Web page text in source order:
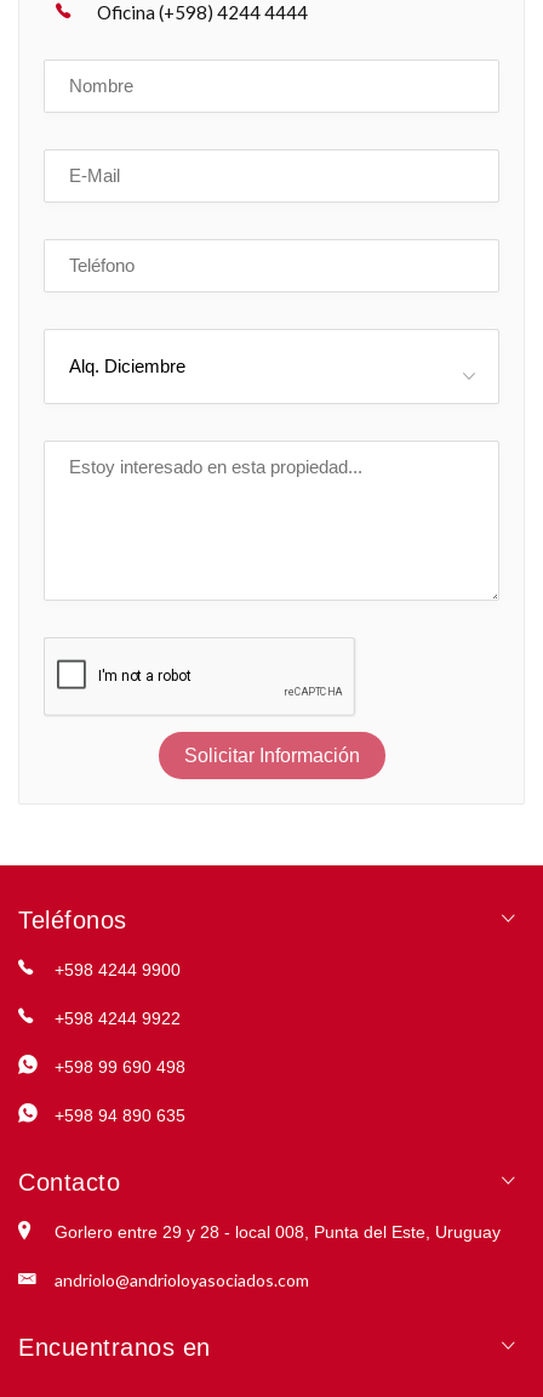
Oficina (+598) 4244 4444
Alq. Diciembre
Solicitar Información
Teléfonos
+598 4244 9900
+598 4244 9922
+598 99 690 498
+598 94 890 635
Contacto
Gorlero entre 29 y 28 - local 008, Punta del Este, Uruguay
andriolo@andrioloyasociados.com
Encuentranos en